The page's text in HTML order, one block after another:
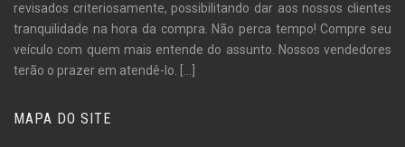
revisados criteriosamente, possibilitando dar aos nossos clientes
tranquilidade na hora da compra. Não perca tempo! Compre seu
veículo com quem mais entende do assunto. Nossos vendedores
terão o prazer em atendê-lo.
MAPA DO SITE